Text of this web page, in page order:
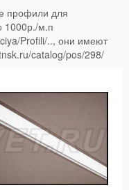
профили для
1000р./м.п
Profili/.., они имеют
catalog/pos/298/